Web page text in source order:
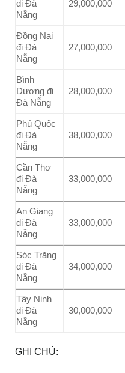
đi Đà
Nẵng
29,000,000
Đồng Nai
đi Đà
Nẵng
27,000,000
Bình
Dương đi
Đà Nẵng
28,000,000
Phú Quốc
đi Đà
Nẵng
38,000,000
Cần Thơ
đi Đà
Nẵng
33,000,000
An Giang
đi Đà
Nẵng
33,000,000
Sóc Trăng
đi Đà
Nẵng
34,000,000
Tây Ninh
đi Đà
Nẵng
30,000,000
GHI CHÚ: